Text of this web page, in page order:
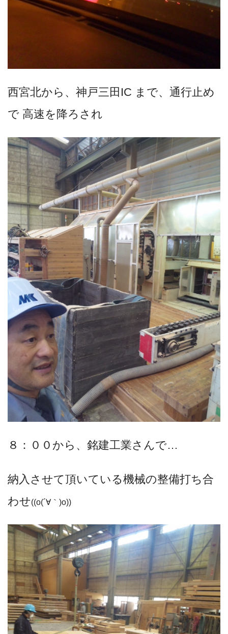
西宮北から、神戸三田IC まで、通行止め
で 高速を降ろされ
８：００から、銘建工業さんで…
納入させて頂いている機械の整備打ち合
わせ((o(´∀｀)o))